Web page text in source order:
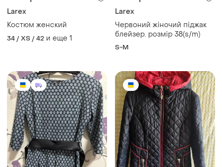
Larex
Костюм женский
34 / XS / 42 и еще 1
Larex
Червоний жіночий піджак
блейзер. розмір 38(s/m)
S-M